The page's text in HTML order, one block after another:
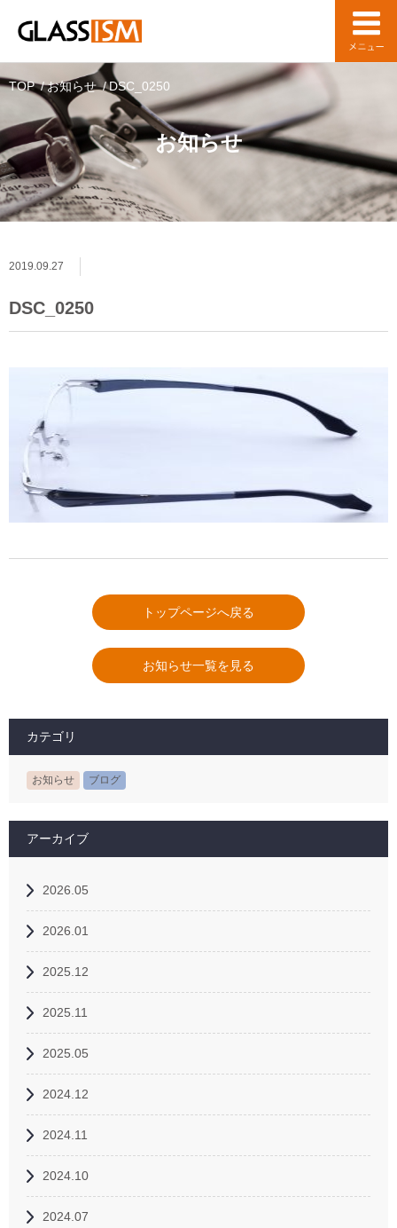
お知らせ
TOP お知らせ DSC_0250
2019.09.27
DSC_0250
トップページへ戻る
お知らせ一覧を見る
カテゴリ
お知らせ ブログ
アーカイブ
2026.05
2026.01
2025.12
2025.11
2025.05
2024.12
2024.11
2024.10
2024.07